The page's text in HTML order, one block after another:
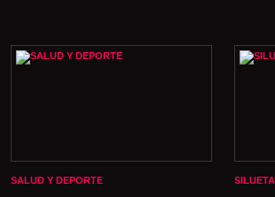
SALUD Y DEPORTE